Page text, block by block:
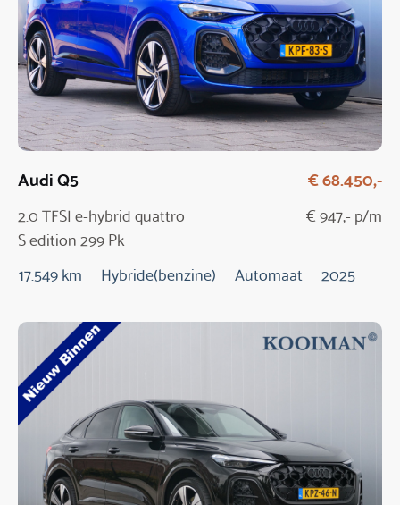
Audi Q5
2.0 TFSI e-hybrid quattro
S edition 299 Pk
Automaat / NIEUW
MODEL
€ 68.450,-
€ 947,- p/m
17.549 km Hybride(benzine) Automaat 2025